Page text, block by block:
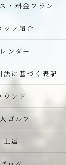
・料金プラン
ッフ紹介
ンダー
法に基づく表記
ウンド
ゴルフ
上達